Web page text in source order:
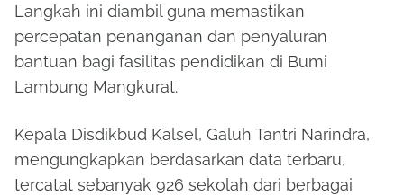
Langkah ini diambil guna memastikan
percepatan penanganan dan penyaluran
bantuan bagi fasilitas pendidikan di Bumi
Lambung Mangkurat.
Kepala Disdikbud Kalsel, Galuh Tantri Narindra,
mengungkapkan berdasarkan data terbaru,
tercatat sebanyak 926 sekolah dari berbagai